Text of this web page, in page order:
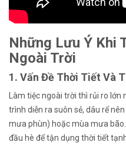
Những Lưu Ý Khi
Ngoài Trời
1. Vấn Đề Thời Tiết Và
Làm tiệc ngoài trời thì rủi ro
trình diễn ra suôn sẻ, dâu rể
mưa phùn) hoặc mùa mưa
đầu hè để tận dụng thời tiết